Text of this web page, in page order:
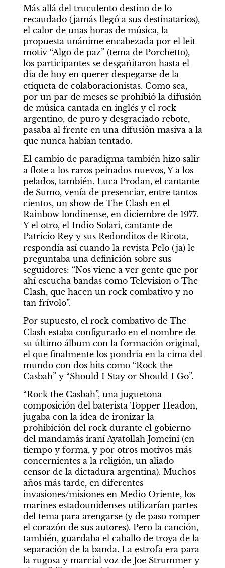
Más allá del truculento destino de lo
recaudado (jamás llegó a sus destinatarios),
el calor de unas horas de música, la
propuesta unánime encabezada por el leit
motiv “Algo de paz” (tema de Porchetto),
los participantes se desgañitaron hasta el
día de hoy en querer despegarse de la
etiqueta de colaboracionistas. Como sea,
por un par de meses se prohibió la difusión
de música cantada en inglés y el rock
argentino, de puro y desgraciado rebote,
pasaba al frente en una difusión masiva a la
que nunca habían tentado.
El cambio de paradigma también hizo salir
a flote a los raros peinados nuevos, Y a los
pelados, también. Luca Prodan, el cantante
de Sumo, venía de presenciar, entre tantos
cientos, un show de The Clash en el
Rainbow londinense, en diciembre de 1977.
Y el otro, el Indio Solari, cantante de
Patricio Rey y sus Redonditos de Ricota,
respondía así cuando la revista Pelo (ja) le
preguntaba una definición sobre sus
seguidores: “Nos viene a ver gente que por
ahí escucha bandas como Television o The
Clash, que hacen un rock combativo y no
tan frívolo”.
Por supuesto, el rock combativo de The
Clash estaba configurado en el nombre de
su último álbum con la formación original,
el que finalmente los pondría en la cima del
mundo con dos hits como “Rock the
Casbah” y “Should I Stay or Should I Go”.
“Rock the Casbah”, una juguetona
composición del baterista Topper Headon,
jugaba con la idea de ironizar la
prohibición del rock durante el gobierno
del mandamás iraní Ayatollah Jomeini (en
tiempo y forma, y por otros motivos más
concernientes a la religión, un aliado
censor de la dictadura argentina). Muchos
años más tarde, en diferentes
invasiones/misiones en Medio Oriente, los
marines estadounidenses utilizarían partes
del tema para arengarse (y de paso romper
el corazón de sus autores). Pero la canción,
también, guardaba el caballo de troya de la
separación de la banda. La estrofa era para
la rugosa y marcial voz de Joe Strummer y